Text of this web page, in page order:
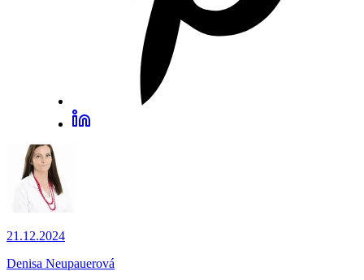
21.12.2024
Denisa Neupauerová